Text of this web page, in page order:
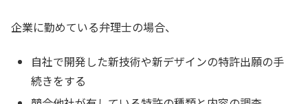
企業に勤めている弁理士の場合、
自社で開発した新技術や新デザインの特許出願の手
続きをする